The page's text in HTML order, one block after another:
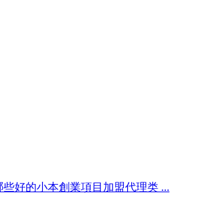
好的小本創業項目加盟代理类 ...